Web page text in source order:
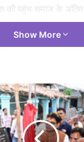
की पहुंच समाज के अंतिम
है। निरीक्षण के दौरान
पुलों की तुलना में
सामान्य पुलों की
मात्र एक माह के भीतर
Show More